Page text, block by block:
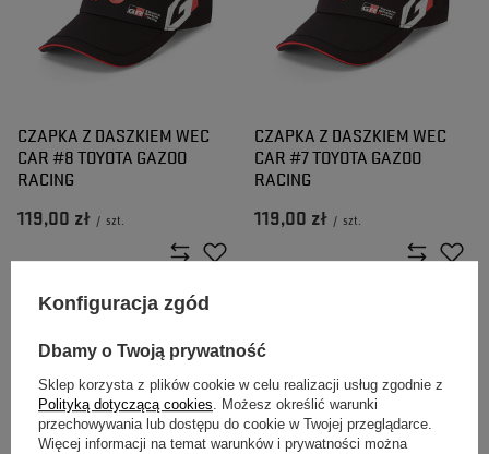
CZAPKA Z DASZKIEM WEC
CAR #8 TOYOTA GAZOO
RACING
119,00 zł / szt.
CZAPKA Z DASZKIEM WEC
CAR #7 TOYOTA GAZOO
RACING
119,00 zł / szt.
Konfiguracja zgód
Dbamy o Twoją prywatność
Sklep korzysta z plików cookie w celu realizacji usług zgodnie z
Polityką dotyczącą cookies. Możesz określić warunki
przechowywania lub dostępu do cookie w Twojej przeglądarce.
Więcej informacji na temat warunków i prywatności można